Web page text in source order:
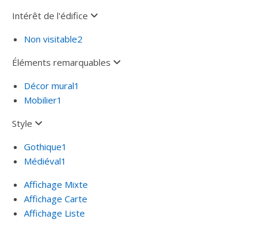
Intérêt de l'édifice
Non visitable2
Éléments remarquables
Décor mural1
Mobilier1
Style
Gothique1
Médiéval1
Affichage Mixte
Affichage Carte
Affichage Liste